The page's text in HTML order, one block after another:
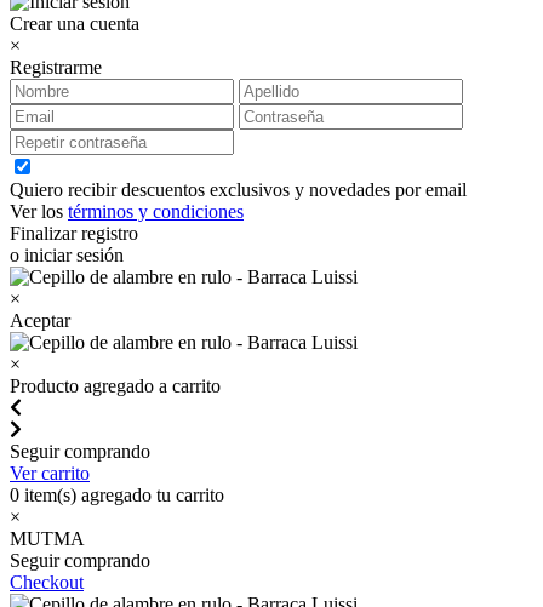
Crear una cuenta
×
Registrarme
Quiero recibir descuentos exclusivos y novedades por email
Ver los términos y condiciones
Finalizar registro
o iniciar sesión
×
Aceptar
×
Producto agregado a carrito
Seguir comprando
Ver carrito
0 item(s) agregado tu carrito
×
MUTMA
Seguir comprando
Checkout